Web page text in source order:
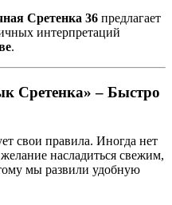
Сретенка 36 предлагает
интерпретаций
.
Сретенка» – Быстро
свои правила. Иногда нет
насладиться свежим,
мы развили удобную